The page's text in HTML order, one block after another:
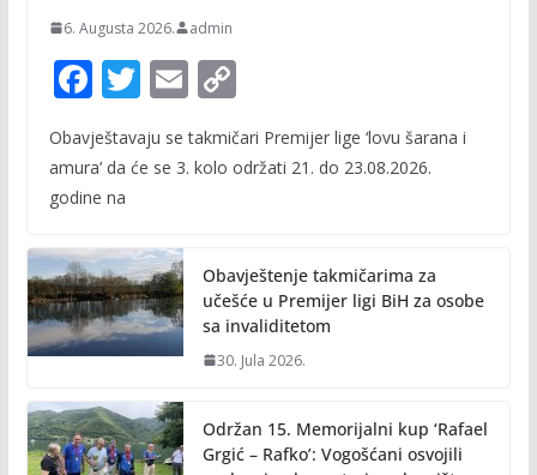
6. Augusta 2026. admin
F
e
b
o
k
T
itt
E
ai
C
p
n
k
Obavještavaju se takmičari Premijer lige ‘lovu šarana i
amura’ da će se 3. kolo održati 21. do 23.08.2026.
godine na
Obavještenje takmičarima za
učešće u Premijer ligi BiH za osobe
sa invaliditetom
30. Jula 2026.
Održan 15. Memorijalni kup ‘Rafael
Grgić – Rafko’: Vogošćani osvojili